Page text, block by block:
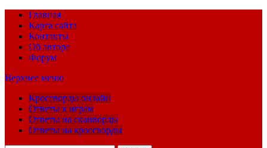
Главная
Карта сайта
Контакты
Об авторе
Форум
Верхнее меню
Кроссворды онлайн
Ответы к играм
Ответы на сканворды
Ответы на кроссворды